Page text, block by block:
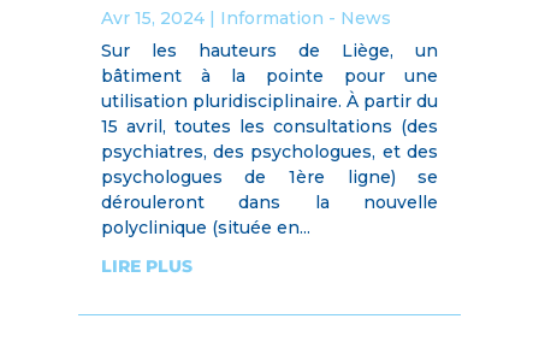
Avr 15, 2024| Information - News
Sur les hauteurs de Liège, un
bâtiment à la pointe pour une
utilisation pluridisciplinaire. À partir du
15 avril, toutes les consultations (des
psychiatres, des psychologues, et des
psychologues de 1ère ligne) se
dérouleront dans la nouvelle
polyclinique (située en...
LIRE PLUS